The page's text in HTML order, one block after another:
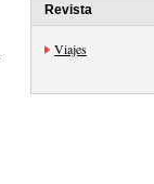
Revista
Viajes